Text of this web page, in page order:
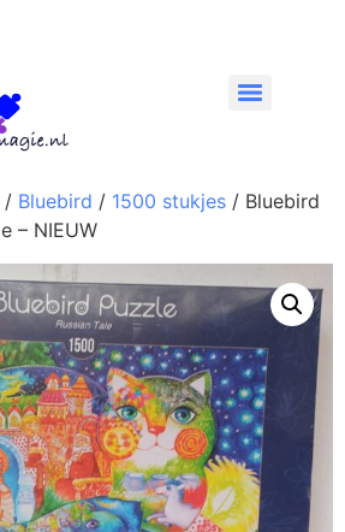
/ Bluebird / 1500 stukjes / Bluebird
– NIEUW